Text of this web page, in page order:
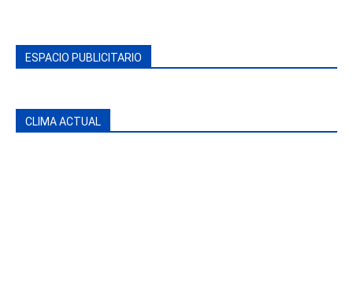
ESPACIO PUBLICITARIO
CLIMA ACTUAL